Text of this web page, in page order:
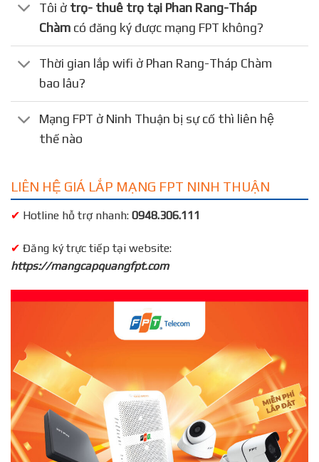
Tôi ở trọ- thuê trọ tại Phan Rang-Tháp
Chàm có đăng ký được mạng FPT không?
Thời gian lắp wifi ở Phan Rang-Tháp Chàm
bao lâu?
Mạng FPT ở Ninh Thuận bị sự cố thì liên hệ
thế nào
LIÊN HỆ GIÁ LẮP MẠNG FPT NINH THUẬN
✔ Hotline hỗ trợ nhanh: 0948.306.111
✔ Đăng ký trực tiếp tại website:
https://mangcapquangfpt.com